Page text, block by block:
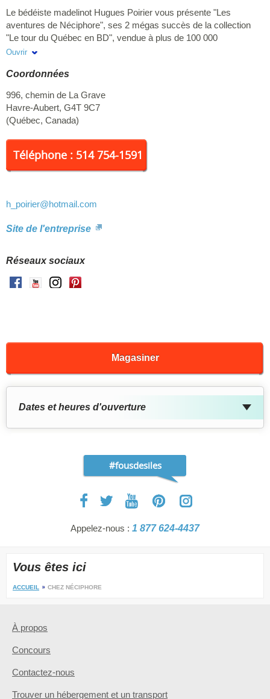
Le bédéiste madelinot Hugues Poirier vous présente "Les
aventures de Néciphore", ses 2 mégas succès de la collection
"Le tour du Québec en BD", vendue à plus de 100 000
exemplaires. Faites dédicacer vos albums et prenez des photos
Trésor des Îles", son iconique "Métro des Îles", ses vêtements
de chacun: casquettes, gourdes, serviettes de plage, sacs,
affiches, casse-têtes, toutous, drapeaux, tasses, frisbees,
plaques d'auto, porte-clés, stylos, aimants, autocollants, et plus
encore.
Ouvrir
Coordonnées
996, chemin de La Grave
Havre-Aubert, G4T 9C7
(Québec, Canada)
Téléphone : 514 754-1591
h_poirier@hotmail.com
Site de l'entreprise
Réseaux sociaux
FacebookYoutubeInstagram
Magasiner
Dates et heures d'ouverture
#fousdesiles
Appelez-nous : 1 877 624-4437
Vous êtes ici
ACCUEIL CHEZ NÉCIPHORE
À propos
Concours
Contactez-nous
Trouver un hébergement et un transport